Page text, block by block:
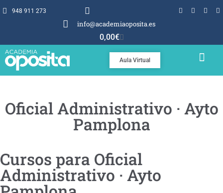
948 911 273
info@academiaoposita.es
0,00€
Aula Virtual
Oficial Administrativo · Ayto
Pamplona
Cursos para Oficial
Administrativo · Ayto